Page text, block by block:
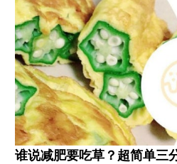
谁说减肥要吃草？超简单三